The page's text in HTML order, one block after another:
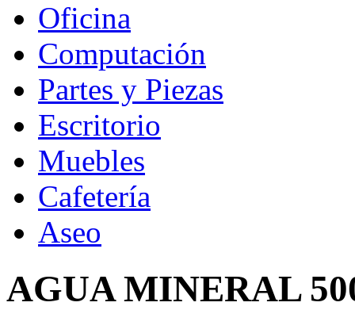
Oficina
Computación
Partes y Piezas
Escritorio
Muebles
Cafetería
Aseo
AGUA MINERAL